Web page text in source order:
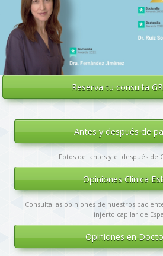
Reserva tuconsulta
Antes y después de
Fotos del antes y el después de
Opiniones Clínica
Consulta las opiniones de nuestros
injerto capilar de
Opiniones en